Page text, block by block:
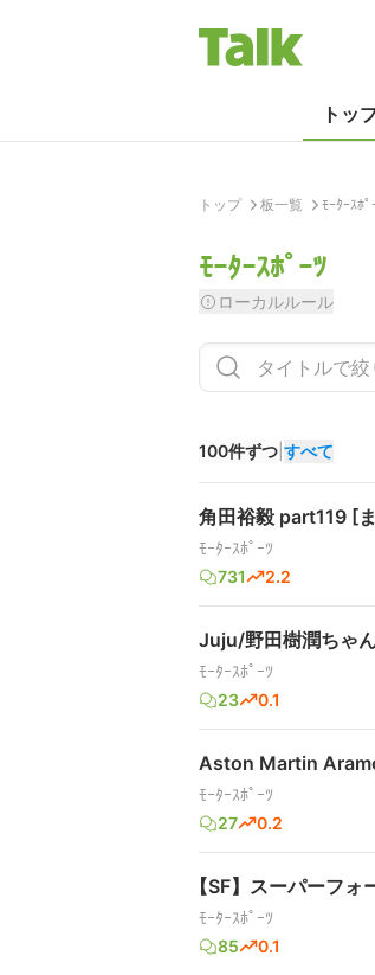
トッ
トップ 板一覧 ﾓｰﾀｰｽﾎﾟ
ﾓｰﾀｰｽﾎﾟｰﾂ
ローカルルール
100件ずつ すべて
角田裕毅 part119 [
ﾓｰﾀｰｽﾎﾟｰﾂ
731
2.2
Juju/野田樹潤ちゃ
ﾓｰﾀｰｽﾎﾟｰﾂ
23
0.1
Aston Martin
ﾓｰﾀｰｽﾎﾟｰﾂ
27
0.2
【SF】スーパーフ
ﾓｰﾀｰｽﾎﾟｰﾂ
85
0.1